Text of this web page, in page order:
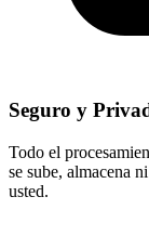
Seguro y
Todo el
se sube, almacena
usted.